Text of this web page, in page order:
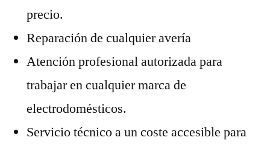
precio.
Reparación de cualquier avería
Atención profesional autorizada para
trabajar en cualquier marca de
electrodomésticos.
Servicio técnico a un coste accesible para